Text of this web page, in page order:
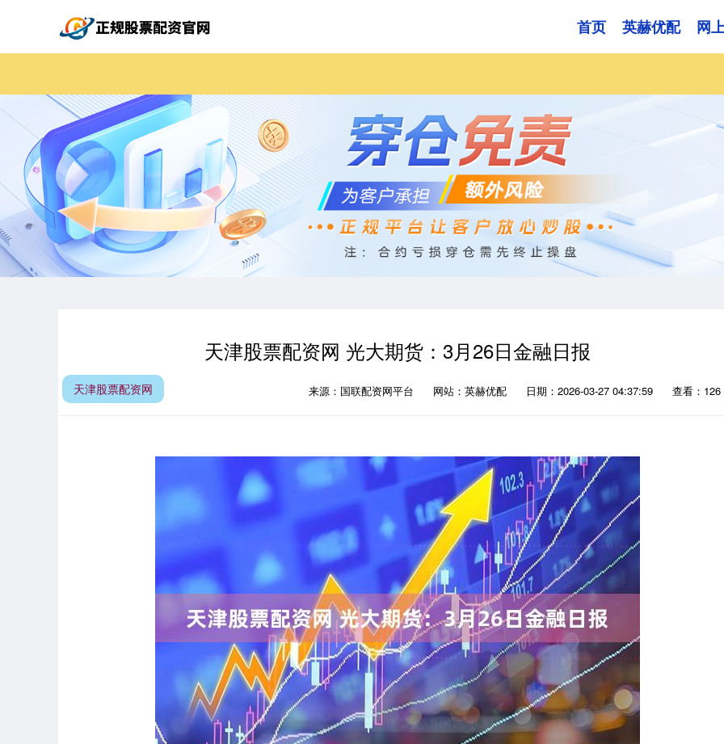
首页 英赫优配 网
天津股票配资网 光大期货：3月26日金融日报
天津股票配资网 来源：国联配资网平台 网站：英赫优配 日期：2026-03-27 04:37:59 查看：126